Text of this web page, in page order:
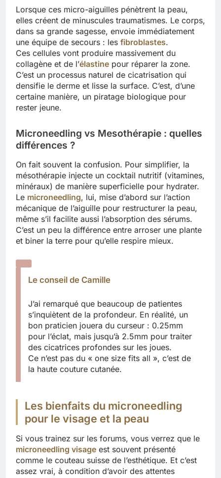
Lorsque ces micro-aiguilles pénètrent la peau,
elles créent de minuscules traumatismes. Le corps,
dans sa grande sagesse, envoie immédiatement
une équipe de secours : les fibroblastes.
Ces cellules vont produire massivement du
collagène et de l’élastine pour réparer la zone.
C’est un processus naturel de cicatrisation qui
densifie le derme et lisse la surface. C’est, d’une
certaine manière, un piratage biologique pour
rester jeune.
Microneedling vs Mesothérapie : quelles
différences ?
On fait souvent la confusion. Pour simplifier, la
mésothérapie injecte un cocktail nutritif (vitamines,
minéraux) de manière superficielle pour hydrater.
Le microneedling, lui, mise d’abord sur l’action
mécanique de l’aiguille pour restructurer la peau,
même s’il facilite aussi l’absorption des sérums.
C’est un peu la différence entre arroser une plante
et biner la terre pour qu’elle respire mieux.
Le conseil de Camille
J’ai remarqué que beaucoup de patientes
s’inquiètent de la profondeur. En réalité, un
bon praticien jouera du curseur : 0.25mm
pour l’éclat, mais jusqu’à 2.5mm pour traiter
des cicatrices profondes sur les joues.
Ce n’est pas du « one size fits all », c’est de
la haute couture cutanée.
Les bienfaits du microneedling
pour le visage et la peau
Si vous trainez sur les forums, vous verrez que le
microneedling visage est souvent présenté
comme le couteau suisse de l’esthétique. Et c’est
assez vrai, à condition d’avoir des attentes